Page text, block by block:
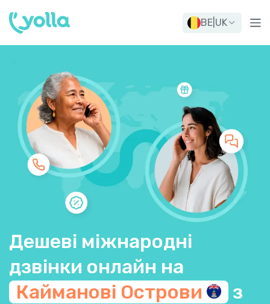
BE UK
Дешеві міжнародні
дзвінки онлайн на
Кайманові Острови
з